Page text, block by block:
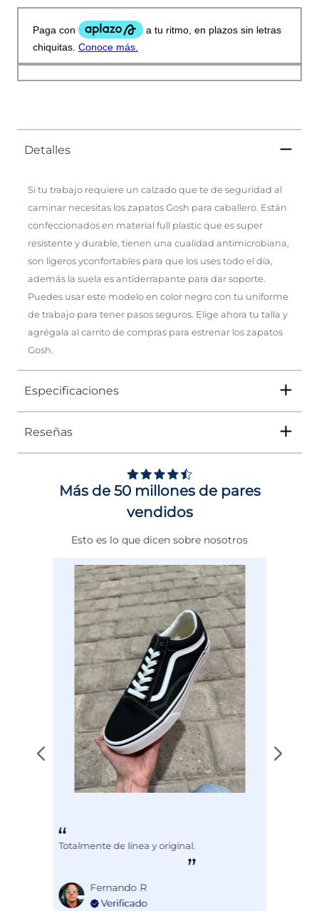
Detalles
Si tu trabajo requiere un calzado que te de seguridad al
caminar necesitas los zapatos Gosh para caballero. Están
confeccionados en material full plastic que es super
resistente y durable, tienen una cualidad antimicrobiana,
son ligeros yconfortables para que los uses todo el día,
además la suela es antiderrapante para dar soporte.
Puedes usar este modelo en color negro con tu uniforme
de trabajo para tener pasos seguros. Elige ahora tu talla y
agrégala al carrito de compras para estrenar los zapatos
Gosh.
Especificaciones
Tipo
Género Hombre
DE 0 A 4 cms
AMPLIO 1/2 PUNTO
NEGRO
3431054112352
Reseñas
Más de 50 millones de pares
vendidos
Esto es lo que dicen sobre nosotros
Totalmente de línea y original.
Fernando R